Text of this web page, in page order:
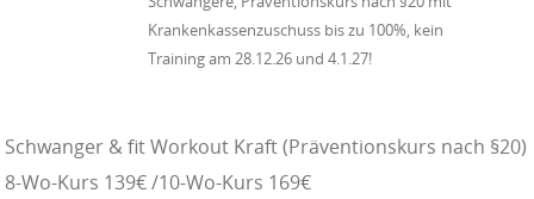
Krankenkassenzuschuss bis zu 100%, kein
Training am 28.12.26 und 4.1.27!
Schwanger & fit Workout Kraft (Präventionskurs nach §20)
8-Wo-Kurs 139€ /10-Wo-Kurs 169€